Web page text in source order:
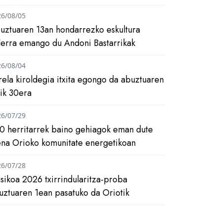
13an hondarrezko eskultura
emango du Andoni Bastarrikak
08/05
kiroldegia itxita egongo da abuztuaren
30era
08/04
herritarrek baino gehiagok eman dute
Orioko komunitate energetikoan
07/29
2026 txirrindularitza-proba
1ean pasatuko da Oriotik
07/28